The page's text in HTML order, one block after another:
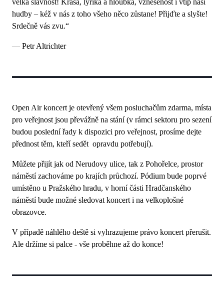
hudby – kéž v nás z toho všeho něco zůstane! Přijďte a slyšte!
Srdečně vás zvu.“
— Petr Altrichter
Open Air koncert je otevřený všem posluchačům zdarma, místa
pro veřejnost jsou převážně na stání (v rámci sektoru pro sezení
budou poslední řady k dispozici pro veřejnost, prosíme dejte
přednost těm, kteří sedět opravdu potřebují).
Můžete přijít jak od Nerudovy ulice, tak z Pohořelce, prostor
náměstí zachováme po krajích průchozí. Pódium bude poprvé
umístěno u Pražského hradu, v horní části Hradčanského
náměstí bude možné sledovat koncert i na velkoplošné
obrazovce.
V případě náhlého deště si vyhrazujeme právo koncert přerušit.
Ale držíme si palce - vše proběhne až do konce!